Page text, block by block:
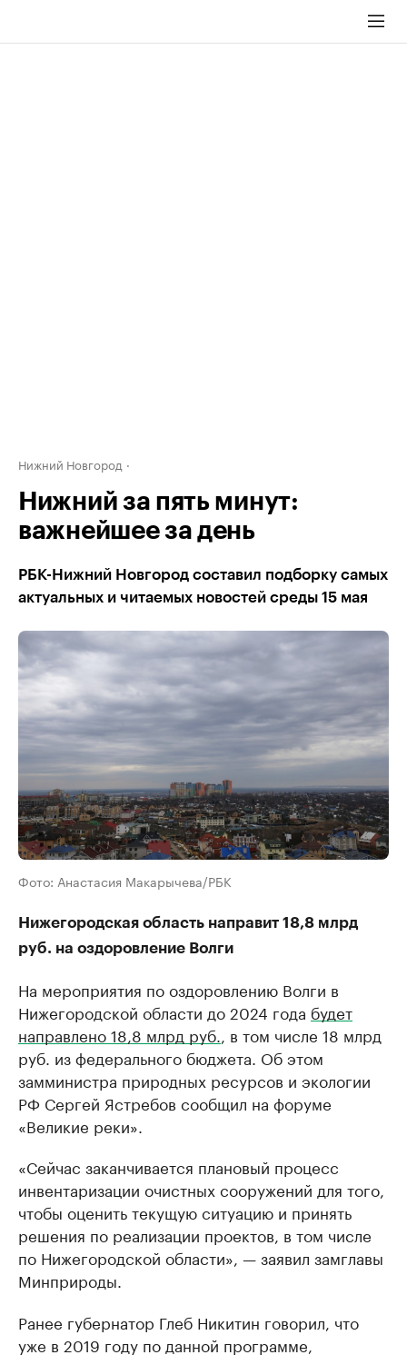
Нижний Новгород
Нижний за пять минут:
важнейшее за день
РБК-Нижний Новгород составил подборку самых
актуальных и читаемых новостей среды 15 мая
Фото: Анастасия Макарычева/РБК
Нижегородская область направит 18,8 млрд
руб. на оздоровление Волги
На мероприятия по оздоровлению Волги в
Нижегородской области до 2024 года будет
направлено 18,8 млрд руб., в том числе 18 млрд
руб. из федерального бюджета. Об этом
замминистра природных ресурсов и экологии
РФ Сергей Ястребов сообщил на форуме
«Великие реки».
«Сейчас заканчивается плановый процесс
инвентаризации очистных сооружений для того,
чтобы оценить текущую ситуацию и принять
решения по реализации проектов, в том числе
по Нижегородской области», — заявил замглавы
Минприроды.
Ранее губернатор Глеб Никитин говорил, что
уже в 2019 году по данной программе,